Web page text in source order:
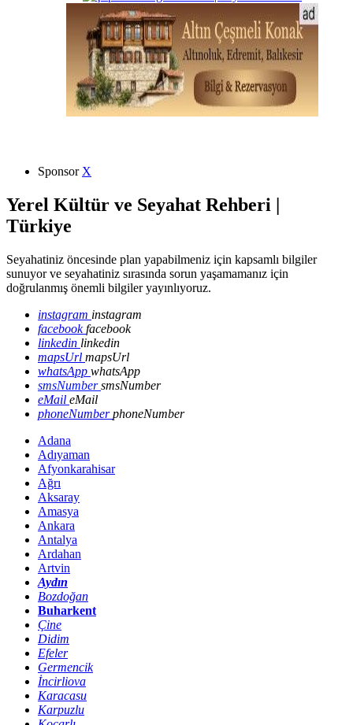
Sponsor X
Yerel Kültür ve Seyahat Rehberi |
Türkiye
Seyahatiniz öncesinde plan yapabilmeniz için kapsamlı bilgiler
sunuyor ve seyahatiniz sırasında sorun yaşamamanız için
doğrulanmış önemli bilgiler yayınlıyoruz.
instagram instagram
facebookfacebook
linkedin linkedin
mapsUrl mapsUrl
whatsApp whatsApp
smsNumbersmsNumber
eMail eMail
phoneNumberphoneNumber
Adana
Adıyaman
Afyonkarahisar
Ağrı
Aksaray
Amasya
Ankara
Antalya
Ardahan
Artvin
Aydın
Bozdoğan
Buharkent
Çine
Didim
Efeler
Germencik
İncirliova
Karacasu
Karpuzlu